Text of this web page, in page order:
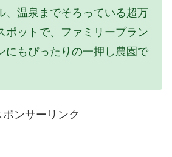
、温泉までそろっている超万
ポットで、ファミリープラン
にもぴったりの一押し農園で
ポンサーリンク